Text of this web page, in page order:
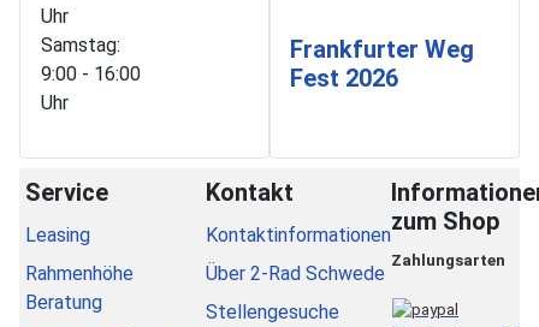
Uhr
Samstag:
9:00 - 16:00
Uhr
Frankfurter Weg
Fest 2026
Service
Leasing
Rahmenhöhe
Beratung
Kontakt
Kontaktinformationen
Über 2-Rad Schwede
Stellengesuche
zum Shop
Zahlungsarten